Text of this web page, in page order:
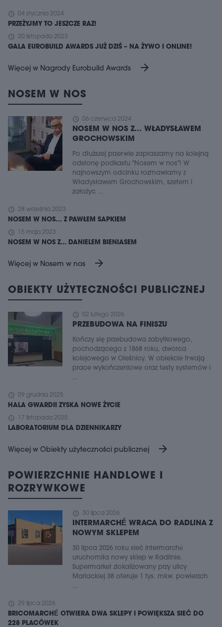
schedule 04 stycznia 2024
PRZEŻYJMY TO JESZCZE RAZ!
schedule 20 listopada 2023
GALA EUROBUILD AWARDS JUŻ DZIŚ – NA ŻYWO I ONLINE!
Więcej w Nagrody Eurobuild Awards arrow_forward
NOSEM W NOS
schedule 06 czerwca 2024
NOSEM W NOS Z... WŁADYSŁAWEM
GROCHOWSKIM
Po dłuższej przerwie zapraszamy na kolejną
odsłonę podkastu "Nosem w nos"! W
najnowszym odcinku rozmawiamy z
Władysławem Grochowskim, szefem i
założyc ...
schedule 28 września 2023
NOSEM W NOS… Z PAWŁEM SAPKIEM
schedule 15 maja 2023
NOSEM W NOS Z... DANIELEM BIENIASEM
Więcej w Nosem w nos arrow_forward
OBIEKTY UŻYTECZNOŚCI PUBLICZNEJ
schedule 02 lutego 2026
PRZEBUDOWA NA FINISZU
Kończy się przebudowa zabytkowego,
pochodzącego z 1868 roku, dworca
kolejowego w Oleśnicy. W obiekcie trwają
prace wykończeniowe oraz testy systemów i
...
schedule 09 grudnia 2025
HALA GWARDII ZYSKA NOWE ŻYCIE
schedule 17 listopada 2025
LABORATORIUM DLA DZIENNIKARZY
Więcej w Obiekty użyteczności publicznej arrow_forward
POWIERZCHNIE HANDLOWE I
ROZRYWKOWE
schedule 30 lipca 2026
INTERMARCHÉ WRACA DO RADLINA Z
NOWYM SKLEPEM
30 lipca 2026 roku sieć Intermarché
uruchomiła nowy sklep w Radlinie.
Supermarket zlokalizowany przy ulicy
Mariackiej 38 oferuje 1 tys. mkw. powierzch
...
schedule 29 lipca 2026
BRICOMARCHÉ OTWIERA DWA SKLEPY I POWIĘKSZA SIEĆ DO
228 PLACÓWEK